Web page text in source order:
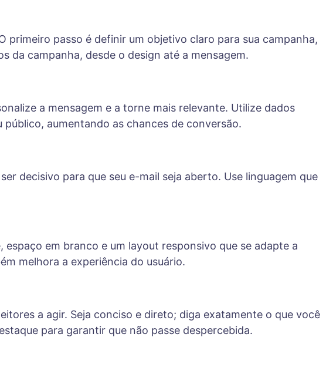
primeiro passo é definir um objetivo claro para sua campanha,
da campanha, desde o design até a mensagem.
a mensagem e a torne mais relevante. Utilize dados
aumentando as chances de conversão.
decisivo para que seu e-mail seja aberto. Use linguagem que
em branco e um layout responsivo que se adapte a
melhora a experiência do usuário.
a agir. Seja conciso e direto; diga exatamente o que você
para garantir que não passe despercebida.